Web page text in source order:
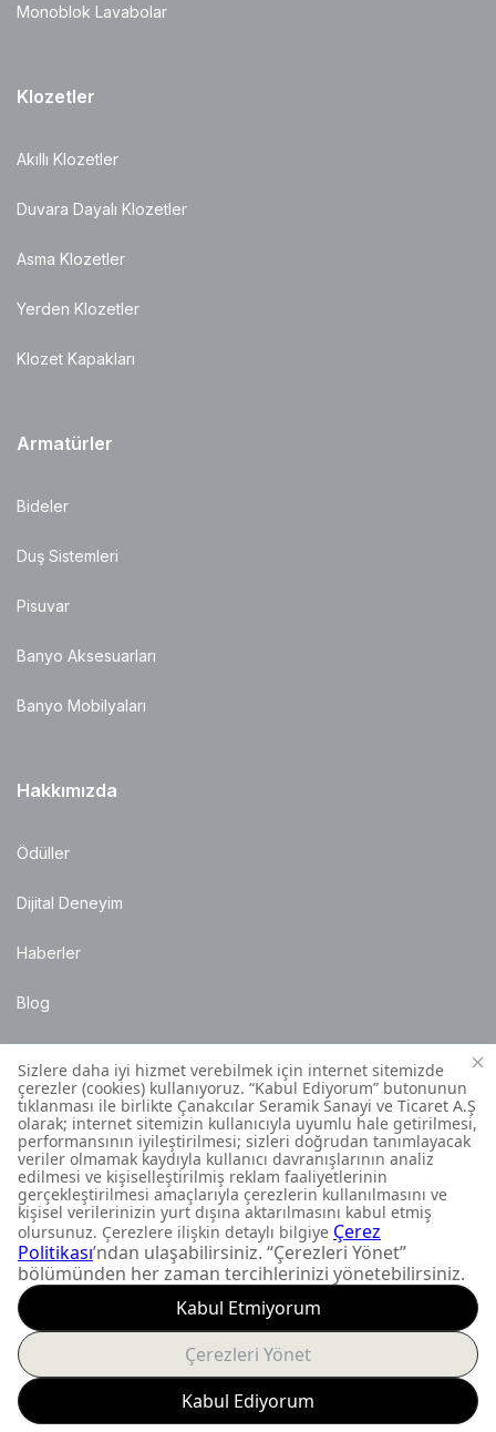
Monoblok Lavabolar
Klozetler
Akıllı Klozetler
Duvara Dayalı Klozetler
Asma Klozetler
Yerden Klozetler
Klozet Kapakları
Armatürler
Bideler
Duş Sistemleri
Pisuvar
Banyo Aksesuarları
Banyo Mobilyaları
Hakkımızda
Ödüller
Dijital Deneyim
Haberler
Blog
Satış Noktaları
Montaj Bilgileri
Müşteri İletişim Merkezi